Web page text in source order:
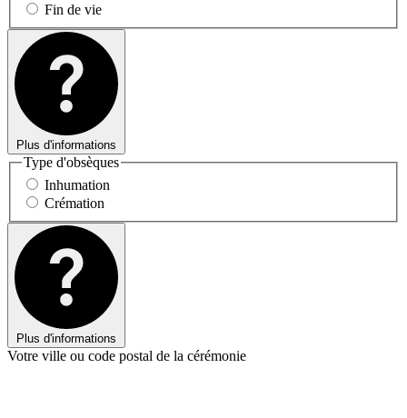
Fin de vie
Plus d'informations
Type d'obsèques
Inhumation
Crémation
Plus d'informations
Votre ville ou code postal de la cérémonie